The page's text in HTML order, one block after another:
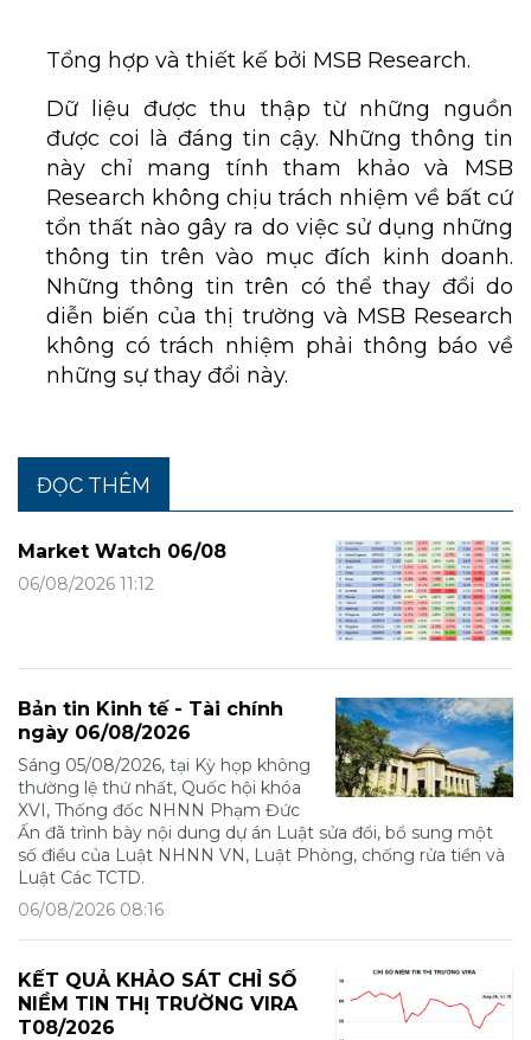
Tổng hợp và thiết kế bởi MSB Research.
Dữ liệu được thu thập từ những nguồn
được coi là đáng tin cậy. Những thông tin
này chỉ mang tính tham khảo và MSB
Research không chịu trách nhiệm về bất cứ
tổn thất nào gây ra do việc sử dụng những
thông tin trên vào mục đích kinh doanh.
Những thông tin trên có thể thay đổi do
diễn biến của thị trường và MSB Research
không có trách nhiệm phải thông báo về
những sự thay đổi này.
ĐỌC THÊM
Market Watch 06/08
06/08/2026 11:12
Bản tin Kinh tế - Tài chính
ngày 06/08/2026
Sáng 05/08/2026, tại Kỳ họp không
thường lệ thứ nhất, Quốc hội khóa
XVI, Thống đốc NHNN Phạm Đức
Ấn đã trình bày nội dung dự án Luật sửa đổi, bổ sung một
số điều của Luật NHNN VN, Luật Phòng, chống rửa tiền và
Luật Các TCTD.
06/08/2026 08:16
KẾT QUẢ KHẢO SÁT CHỈ SỐ
NIỀM TIN THỊ TRƯỜNG VIRA
T08/2026